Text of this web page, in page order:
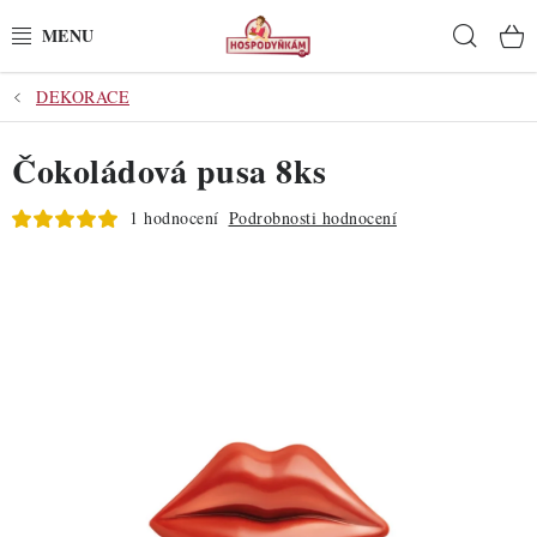
na
POTŘEBY
POMŮCKY
SUROVINY
DEKORACE
Čokoládová pusa 8ks
1 hodnocení Podrobnosti hodnocení